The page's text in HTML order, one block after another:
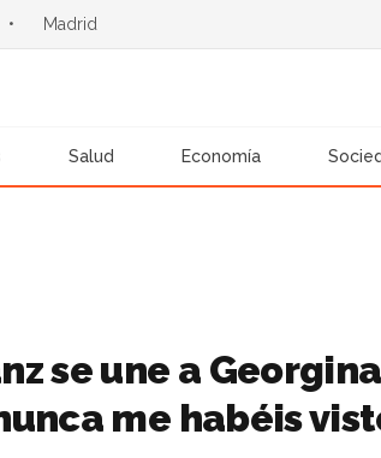
• Madrid
Salud Economía
se une a
me habéis